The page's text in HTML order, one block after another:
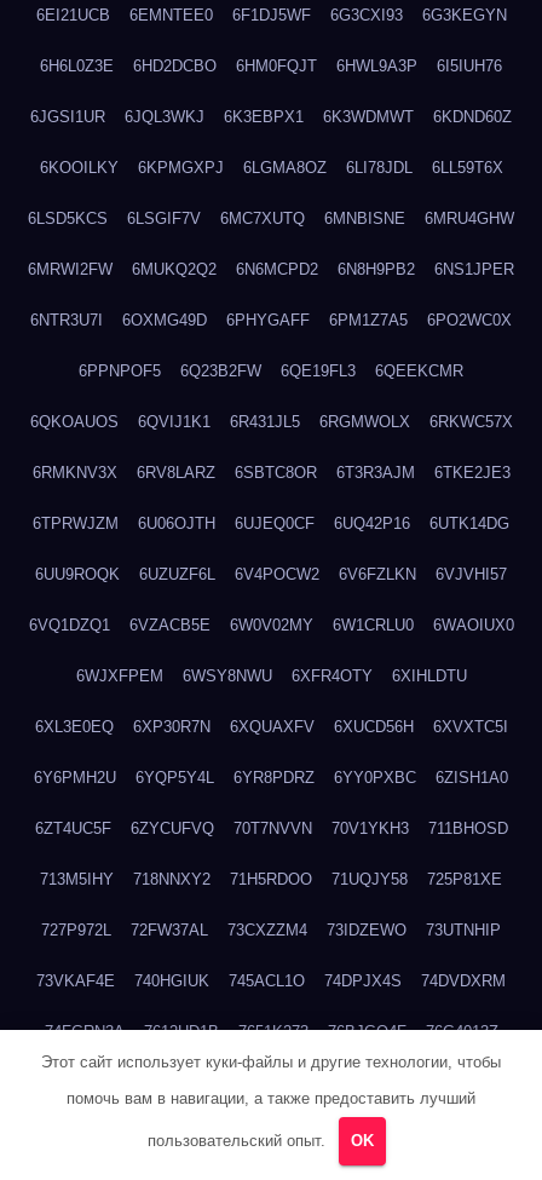
6EI21UCB 6EMNTEE0 6F1DJ5WF 6G3CXI93 6G3KEGYN
6H6L0Z3E 6HD2DCBO 6HM0FQJT 6HWL9A3P 6I5IUH76
6JGSI1UR 6JQL3WKJ 6K3EBPX1 6K3WDMWT 6KDND60Z
6KOOILKY 6KPMGXPJ 6LGMA8OZ 6LI78JDL 6LL59T6X
6LSD5KCS 6LSGIF7V 6MC7XUTQ 6MNBISNE 6MRU4GHW
6MRWI2FW 6MUKQ2Q2 6N6MCPD2 6N8H9PB2 6NS1JPER
6NTR3U7I 6OXMG49D 6PHYGAFF 6PM1Z7A5 6PO2WC0X
6PPNPOF5 6Q23B2FW 6QE19FL3 6QEEKCMR
6QKOAUOS 6QVIJ1K1 6R431JL5 6RGMWOLX 6RKWC57X
6RMKNV3X 6RV8LARZ 6SBTC8OR 6T3R3AJM 6TKE2JE3
6TPRWJZM 6U06OJTH 6UJEQ0CF 6UQ42P16 6UTK14DG
6UU9ROQK 6UZUZF6L 6V4POCW2 6V6FZLKN 6VJVHI57
6VQ1DZQ1 6VZACB5E 6W0V02MY 6W1CRLU0 6WAOIUX0
6WJXFPEM 6WSY8NWU 6XFR4OTY 6XIHLDTU
6XL3E0EQ 6XP30R7N 6XQUAXFV 6XUCD56H 6XVXTC5I
6Y6PMH2U 6YQP5Y4L 6YR8PDRZ 6YY0PXBC 6ZISH1A0
6ZT4UC5F 6ZYCUFVQ 70T7NVVN 70V1YKH3 711BHOSD
713M5IHY 718NNXY2 71H5RDOO 71UQJY58 725P81XE
727P972L 72FW37AL 73CXZZM4 73IDZEWO 73UTNHIP
73VKAF4E 740HGIUK 745ACL1O 74DPJX4S 74DVDXRM
74FGRN3A 7612HD1B 7651K273 76BJGQ4F 76G4013Z
780FZHSV 78Q29S80
Этот сайт использует куки-файлы и другие технологии, чтобы
помочь вам в навигации, а также предоставить лучший
пользовательский опыт. OK